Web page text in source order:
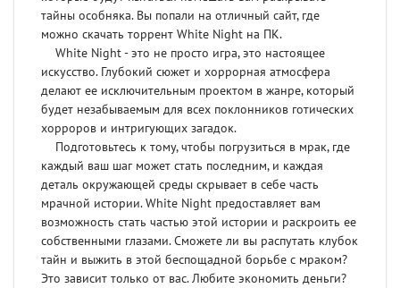
тайны особняка. Вы попали на отличный сайт, где
можно скачать торрент White Night на ПК.
White Night - это не просто игра, это настоящее
искусство. Глубокий сюжет и хоррорная атмосфера
делают ее исключительным проектом в жанре, который
будет незабываемым для всех поклонников готических
хорроров и интригующих загадок.
Подготовьтесь к тому, чтобы погрузиться в мрак, где
каждый ваш шаг может стать последним, и каждая
деталь окружающей среды скрывает в себе часть
мрачной истории. White Night предоставляет вам
возможность стать частью этой истории и раскроить ее
собственными глазами. Сможете ли вы распутать клубок
тайн и выжить в этой беспощадной борьбе с мраком?
Это зависит только от вас. Любите экономить деньги?